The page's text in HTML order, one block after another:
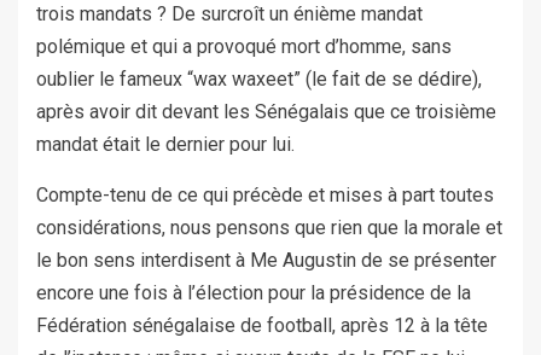
trois mandats ? De surcroît un énième mandat
polémique et qui a provoqué mort d’homme, sans
oublier le fameux “wax waxeet” (le fait de se dédire),
après avoir dit devant les Sénégalais que ce troisième
mandat était le dernier pour lui.
Compte-tenu de ce qui précède et mises à part toutes
considérations, nous pensons que rien que la morale et
le bon sens interdisent à Me Augustin de se présenter
encore une fois à l’élection pour la présidence de la
Fédération sénégalaise de football, après 12 à la tête